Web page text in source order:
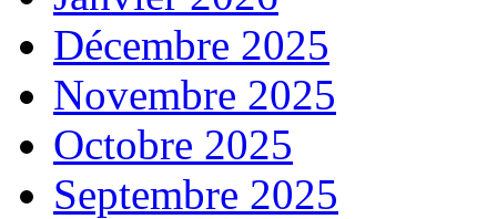
Décembre 2025
Novembre 2025
Octobre 2025
Septembre 2025